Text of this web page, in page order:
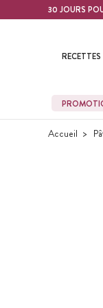
Contenu principal
30 JOURS
RECETTES
Accueil